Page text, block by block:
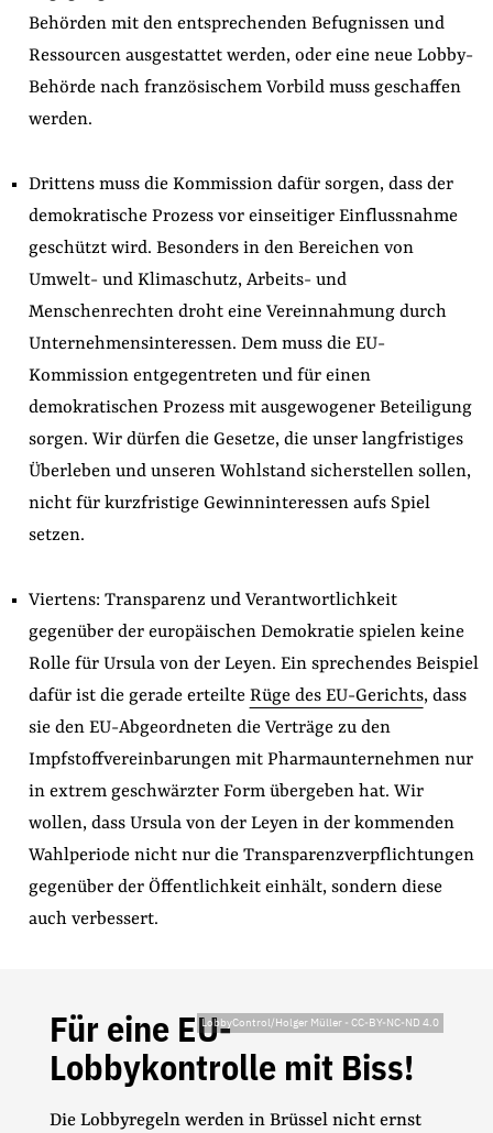
Behörden mit den entsprechenden Befugnissen und
Ressourcen ausgestattet werden, oder eine neue Lobby-
Behörde nach französischem Vorbild muss geschaffen
werden.
Drittens muss die Kommission dafür sorgen, dass der
demokratische Prozess vor einseitiger Einflussnahme
geschützt wird. Besonders in den Bereichen von
Umwelt- und Klimaschutz, Arbeits- und
Menschenrechten droht eine Vereinnahmung durch
Unternehmensinteressen. Dem muss die EU-
Kommission entgegentreten und für einen
demokratischen Prozess mit ausgewogener Beteiligung
sorgen. Wir dürfen die Gesetze, die unser langfristiges
Überleben und unseren Wohlstand sicherstellen sollen,
nicht für kurzfristige Gewinninteressen aufs Spiel
setzen.
Viertens: Transparenz und Verantwortlichkeit
gegenüber der europäischen Demokratie spielen keine
Rolle für Ursula von der Leyen. Ein sprechendes Beispiel
dafür ist die gerade erteilte Rüge des EU-Gerichts, dass
sie den EU-Abgeordneten die Verträge zu den
Impfstoffvereinbarungen mit Pharmaunternehmen nur
in extrem geschwärzter Form übergeben hat. Wir
wollen, dass Ursula von der Leyen in der kommenden
Wahlperiode nicht nur die Transparenzverpflichtungen
gegenüber der Öffentlichkeit einhält, sondern diese
auch verbessert.
LobbyControl/Holger Müller -CC-BY-NC-ND 4.0
Für eine EU-
Lobbykontrolle mit Biss!
Die Lobbyregeln werden in Brüssel nicht ernst